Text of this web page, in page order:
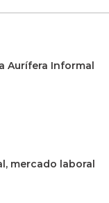
Aurífera Informal
mercado laboral